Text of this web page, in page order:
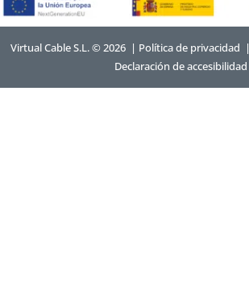
Virtual Cable S.L. © 2026 | Política de privacidad |
Declaración de accesibilidad